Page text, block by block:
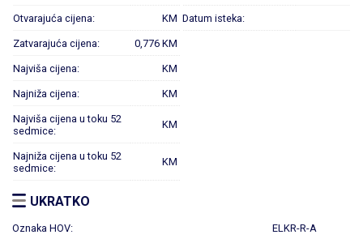
Otvarajuća cijena: KM
Zatvarajuća cijena: 0,776 KM
Najviša cijena: KM
Najniža cijena: KM
Najviša cijena u toku 52
sedmice:
KM
Najniža cijena u toku 52
sedmice:
KM
Datum isteka:
UKRATKO
Oznaka HOV: ELKR-R-A